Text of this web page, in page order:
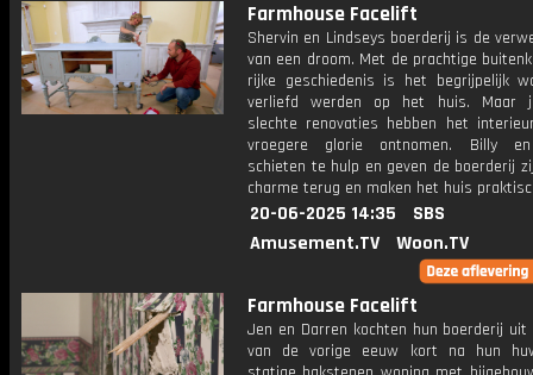
Farmhouse Facelift
Shervin en Lindseys boerderij is de
van een droom. Met de prachtige
rijke geschiedenis is het begrijpelijk
verliefd werden op het huis. Maar
slechte renovaties hebben het
vroegere glorie ontnomen. Billy
schieten te hulp en geven de boerderij
charme terug en maken het huis
20-06-2025 14:35
SBS
Amusement.TV
Woon.TV
Farmhouse Facelift
Jen en Darren kochten hun boerderij
van de vorige eeuw kort na hun